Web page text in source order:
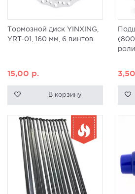
Тормозной диск YINXING,
YRT-01, 160 мм, 6 винтов
15,00 р.
В корзину
3,50